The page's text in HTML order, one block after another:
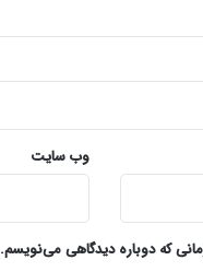
وب‌ سایت
که دوباره دیدگاهی می‌نویسم.